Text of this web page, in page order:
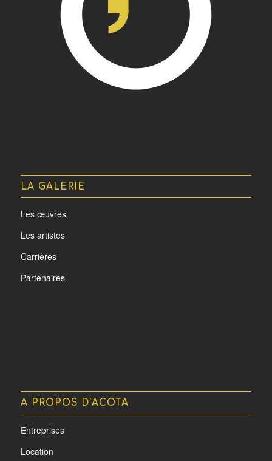
LA GALERIE
Les œuvres
Les artistes
Carrières
Partenaires
A PROPOS D’ACOTA
Entreprises
Location